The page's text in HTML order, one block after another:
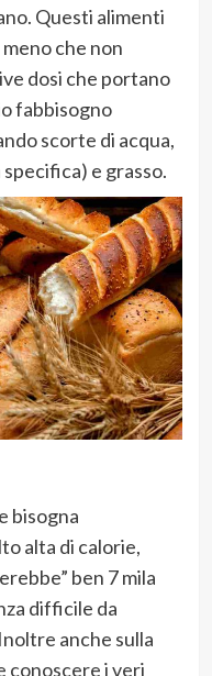
Questi alimenti
che non
dosi che portano
fabbisogno
scorte di acqua,
e grasso.
bisogna
alta di calorie,
ben 7 mila
difficile da
anche sulla
conoscere i veri